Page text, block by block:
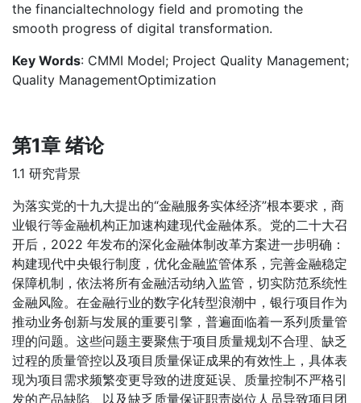
the financialtechnology field and promoting the
smooth progress of digital transformation.
Key Words: CMMI Model; Project Quality Management;
Quality ManagementOptimization
第1章 绪论
1.1 研究背景
为落实党的十九大提出的“金融服务实体经济”根本要求，商
业银行等金融机构正加速构建现代金融体系。党的二十大召
开后，2022 年发布的深化金融体制改革方案进一步明确：
构建现代中央银行制度，优化金融监管体系，完善金融稳定
保障机制，依法将所有金融活动纳入监管，切实防范系统性
金融风险。在金融行业的数字化转型浪潮中，银行项目作为
推动业务创新与发展的重要引擎，普遍面临着一系列质量管
理的问题。这些问题主要聚焦于项目质量规划不合理、缺乏
过程的质量管控以及项目质量保证成果的有效性上，具体表
现为项目需求频繁变更导致的进度延误、质量控制不严格引
发的产品缺陷、以及缺乏质量保证职责岗位人员导致项目团